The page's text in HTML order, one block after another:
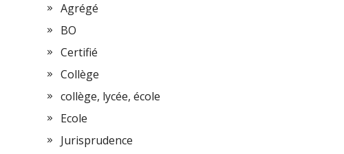
Agrégé
BO
Certifié
Collège
collège, lycée, école
Ecole
Jurisprudence